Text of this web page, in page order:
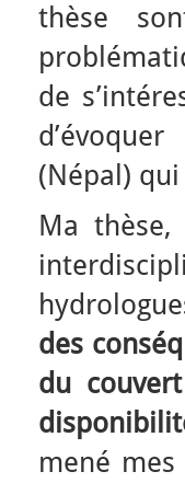
thèse
de
(Népal)
Ma thèse,
des
du
mené mes